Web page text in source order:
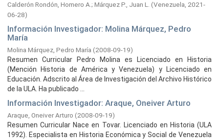
Calderón Rondón, Homero A. ; Márquez P., Juan L. (Venezuela, 2021-
06-28)
Información Investigador: Molina Márquez, Pedro
María
Molina Márquez, Pedro María (2008-09-19)
Resumen Curricular Pedro Molina es Licenciado en Historia
(Mención Historia de América y Venezuela) y Licenciado en
Educación. Adscrito al Área de Investigación del Archivo Histórico
de la ULA. Ha publicado ...
Información Investigador: Araque, Oneiver Arturo
Araque, Oneiver Arturo (2008-09-19)
Resumen Curricular Nace en Tovar. Licenciado en Historia (ULA
1992). Especialista en Historia Económica y Social de Venezuela